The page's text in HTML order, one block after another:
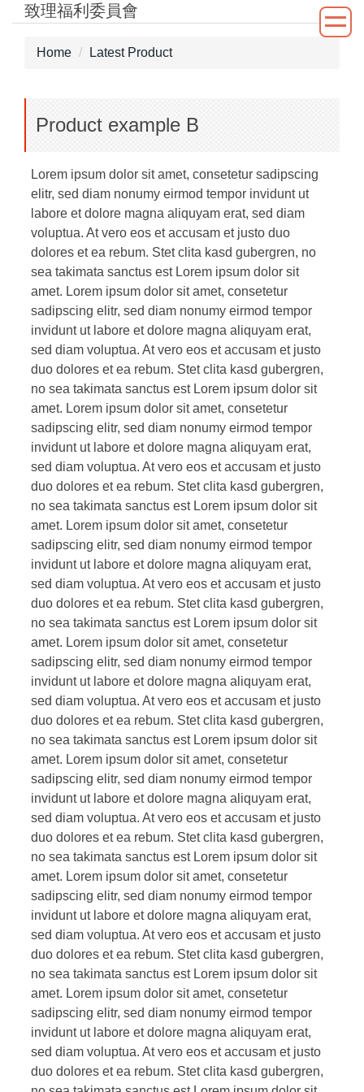
Jump
致理福利委員會
Home Latest Product
Product example B
Lorem ipsum dolor sit amet, consetetur sadipscing
elitr, sed diam nonumy eirmod tempor invidunt ut
labore et dolore magna aliquyam erat, sed diam
voluptua. At vero eos et accusam et justo duo
dolores et ea rebum. Stet clita kasd gubergren, no
sea takimata sanctus est Lorem ipsum dolor sit
amet. Lorem ipsum dolor sit amet, consetetur
sadipscing elitr, sed diam nonumy eirmod tempor
invidunt ut labore et dolore magna aliquyam erat,
sed diam voluptua. At vero eos et accusam et justo
duo dolores et ea rebum. Stet clita kasd gubergren,
no sea takimata sanctus est Lorem ipsum dolor sit
amet. Lorem ipsum dolor sit amet, consetetur
sadipscing elitr, sed diam nonumy eirmod tempor
invidunt ut labore et dolore magna aliquyam erat,
sed diam voluptua. At vero eos et accusam et justo
duo dolores et ea rebum. Stet clita kasd gubergren,
no sea takimata sanctus est Lorem ipsum dolor sit
amet. Lorem ipsum dolor sit amet, consetetur
sadipscing elitr, sed diam nonumy eirmod tempor
invidunt ut labore et dolore magna aliquyam erat,
sed diam voluptua. At vero eos et accusam et justo
duo dolores et ea rebum. Stet clita kasd gubergren,
no sea takimata sanctus est Lorem ipsum dolor sit
amet. Lorem ipsum dolor sit amet, consetetur
sadipscing elitr, sed diam nonumy eirmod tempor
invidunt ut labore et dolore magna aliquyam erat,
sed diam voluptua. At vero eos et accusam et justo
duo dolores et ea rebum. Stet clita kasd gubergren,
no sea takimata sanctus est Lorem ipsum dolor sit
amet. Lorem ipsum dolor sit amet, consetetur
sadipscing elitr, sed diam nonumy eirmod tempor
invidunt ut labore et dolore magna aliquyam erat,
sed diam voluptua. At vero eos et accusam et justo
duo dolores et ea rebum. Stet clita kasd gubergren,
no sea takimata sanctus est Lorem ipsum dolor sit
amet. Lorem ipsum dolor sit amet, consetetur
sadipscing elitr, sed diam nonumy eirmod tempor
invidunt ut labore et dolore magna aliquyam erat,
sed diam voluptua. At vero eos et accusam et justo
duo dolores et ea rebum. Stet clita kasd gubergren,
no sea takimata sanctus est Lorem ipsum dolor sit
amet. Lorem ipsum dolor sit amet, consetetur
sadipscing elitr, sed diam nonumy eirmod tempor
invidunt ut labore et dolore magna aliquyam erat,
sed diam voluptua. At vero eos et accusam et justo
duo dolores et ea rebum. Stet clita kasd gubergren,